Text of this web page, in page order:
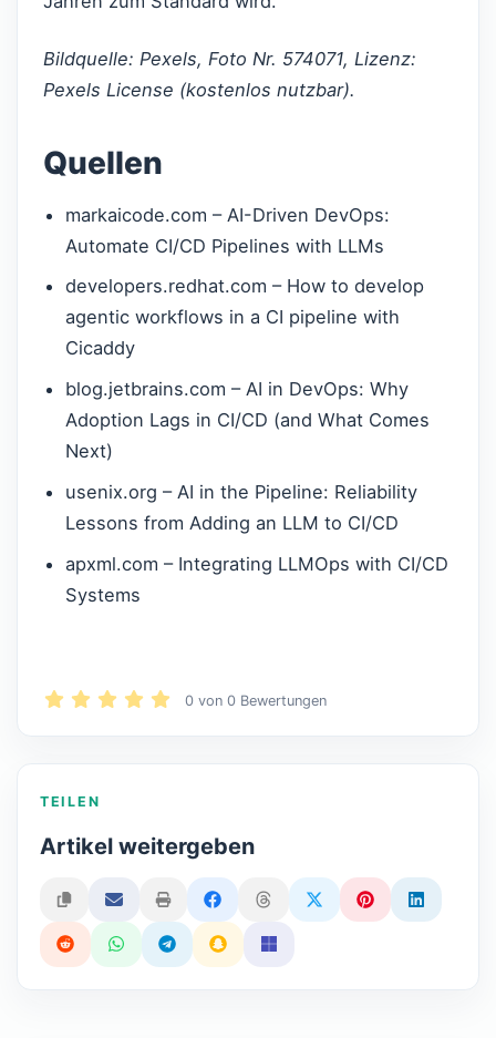
Bildquelle: Pexels, Foto Nr. 574071, Lizenz:
Pexels License (kostenlos nutzbar).
Quellen
markaicode.com – AI-Driven DevOps:
Automate CI/CD Pipelines with LLMs
developers.redhat.com – How to develop
agentic workflows in a CI pipeline with
Cicaddy
blog.jetbrains.com – AI in DevOps: Why
Adoption Lags in CI/CD (and What Comes
Next)
usenix.org – AI in the Pipeline: Reliability
Lessons from Adding an LLM to CI/CD
apxml.com – Integrating LLMOps with CI/CD
Systems
0 von0 Bewertungen
TEILEN
Artikel weitergeben